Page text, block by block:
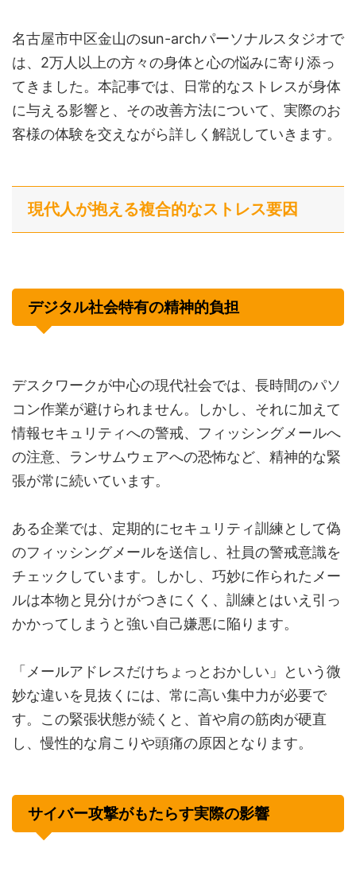
名古屋市中区金山のsun-archパーソナルスタジオで
は、2万人以上の方々の身体と心の悩みに寄り添っ
てきました。本記事では、日常的なストレスが身体
に与える影響と、その改善方法について、実際のお
客様の体験を交えながら詳しく解説していきます。
現代人が抱える複合的なストレス要因
デジタル社会特有の精神的負担
デスクワークが中心の現代社会では、長時間のパソ
コン作業が避けられません。しかし、それに加えて
情報セキュリティへの警戒、フィッシングメールへ
の注意、ランサムウェアへの恐怖など、精神的な緊
張が常に続いています。
ある企業では、定期的にセキュリティ訓練として偽
のフィッシングメールを送信し、社員の警戒意識を
チェックしています。しかし、巧妙に作られたメー
ルは本物と見分けがつきにくく、訓練とはいえ引っ
かかってしまうと強い自己嫌悪に陥ります。
「メールアドレスだけちょっとおかしい」という微
妙な違いを見抜くには、常に高い集中力が必要で
す。この緊張状態が続くと、首や肩の筋肉が硬直
し、慢性的な肩こりや頭痛の原因となります。
サイバー攻撃がもたらす実際の影響